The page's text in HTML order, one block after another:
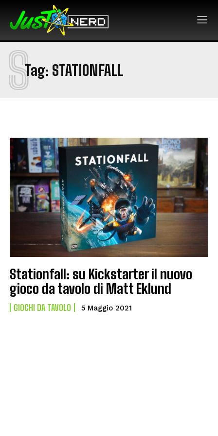
Tag: STATIONFALL
S
Stationfall: su Kickstarter il nuovo
gioco da tavolo di Matt Eklund
GIOCHI DA TAVOLO 5 Maggio 2021